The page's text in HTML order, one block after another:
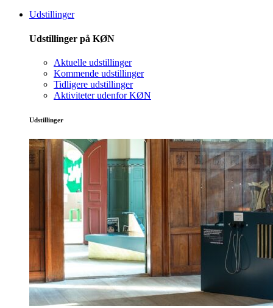
Udstillinger
Udstillinger på KØN
Aktuelle udstillinger
Kommende udstillinger
Tidligere udstillinger
Aktiviteter udenfor KØN
Udstillinger